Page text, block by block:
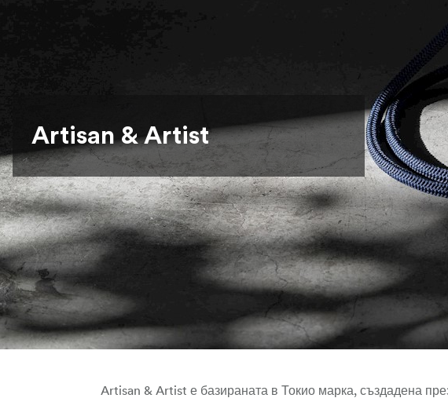
Artisan & Artist
Artisan & Artist е базираната в Токио марка, създадена